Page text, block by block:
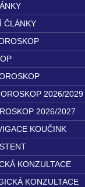
ČLÁNKY
2026/2029
2026/2027
KOUČINK
KONZULTACE
KONZULTACE